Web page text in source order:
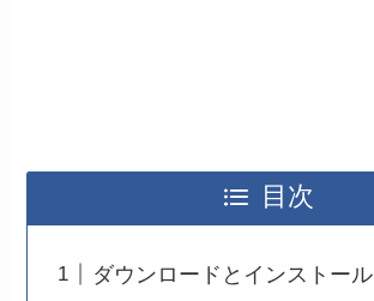
目次
ダウンロードとインストール